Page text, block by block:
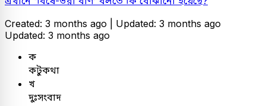
Created: 3 months ago | Updated: 3 months ago
Updated: 3 months ago
ক
কটুকথা
খ
দুঃসংবাদ